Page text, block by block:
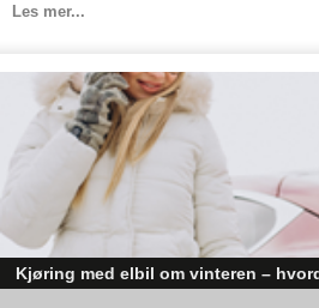
Les mer...
Kjøring med elbil om vinteren –